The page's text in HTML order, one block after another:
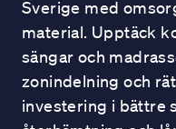
Sverige med
material. Upptäck
sängar och
zonindelning och
investering i bättre